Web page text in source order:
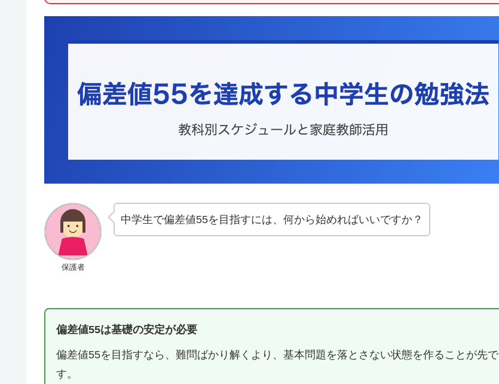
保護者
中学生で偏差値55を目指すには、何から始めればいいですか？
偏差値55は基礎の安定が必要
偏差値55を目指すなら、難問ばかり解くより、基本問題を落とさない状態を作ることが先で
す。